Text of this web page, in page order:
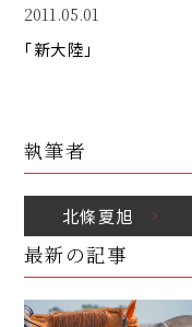
2011.05.01
「新大陸」
執筆者
北條夏旭
最新の記事